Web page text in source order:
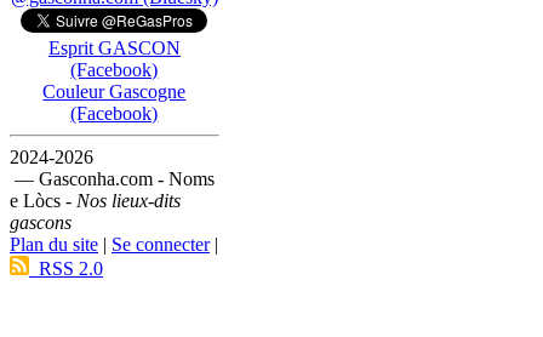
Esprit GASCON
(Facebook)
Couleur Gascogne
(Facebook)
2024-2026
— Gasconha.com - Noms
e Lòcs - Nos lieux-dits
gascons
Plan du site | Se connecter|
RSS 2.0